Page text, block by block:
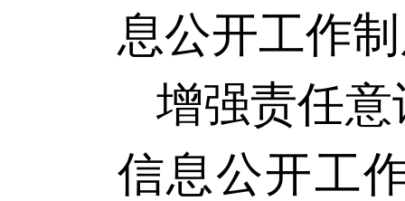
息公开工作
增强责任
信息公开工